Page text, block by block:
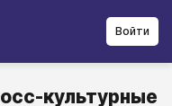
Войти
культурные